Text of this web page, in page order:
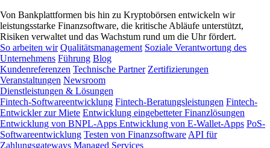
Von Bankplattformen bis hin zu Kryptobörsen entwickeln wir
leistungsstarke Finanzsoftware, die kritische Abläufe unterstützt,
Risiken verwaltet und das Wachstum rund um die Uhr fördert.
So arbeiten wir Qualitätsmanagement Soziale Verantwortung des
Unternehmens Führung Blog
Kundenreferenzen Technische Partner Zertifizierungen
Veranstaltungen Newsroom
Dienstleistungen & Lösungen
Fintech-Softwareentwicklung Fintech-Beratungsleistungen Fintech-
Entwickler zur Miete Entwicklung eingebetteter Finanzlösungen
Entwicklung von BNPL-Apps Entwicklung von E-Wallet-Apps PoS-
Softwareentwicklung Testen von Finanzsoftware API für
Zahlungsgateways Managed Services